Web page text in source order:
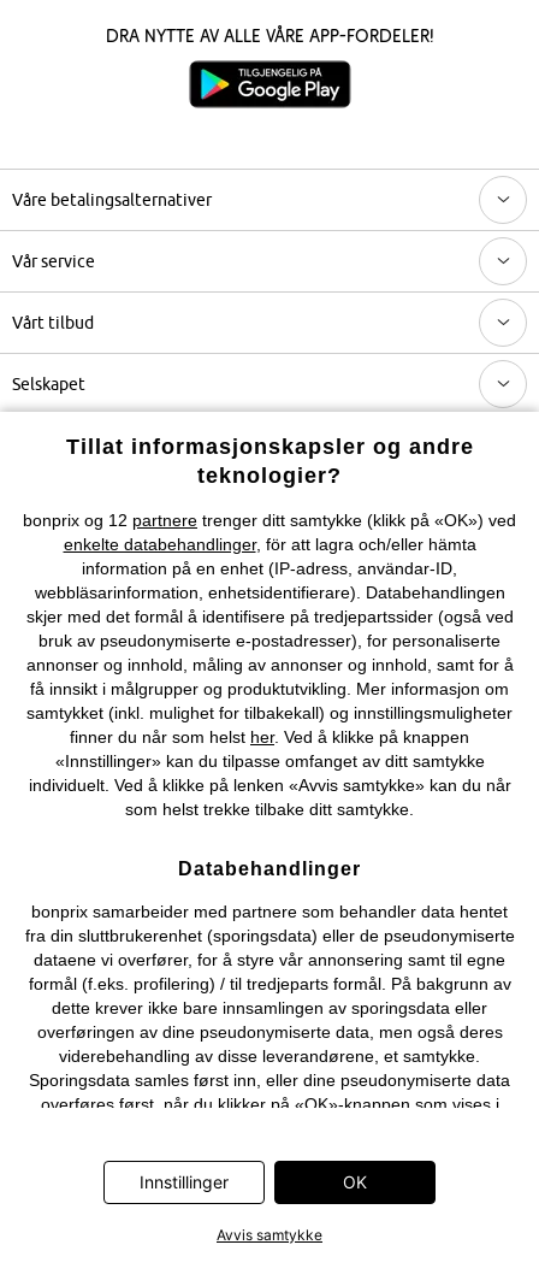
Dra nytte av alle våre app-fordeler!
Våre betalingsalternativer
Vår service
Vårt tilbud
Selskapet
Topkategorier / Sesongvarer
Du kan også finne oss på
Kjøpsvilkår Personopplysninger Cookie-innstillinger
Om Oss Angre kjøp
©2026 bonprix.
Tillat informasjonskapsler og andre
teknologier?
bonprix og 12 partnere trenger ditt samtykke (klikk på «OK») ved
enkelte databehandlinger, för att lagra och/eller hämta
information på en enhet (IP-adress, användar-ID,
webbläsarinformation, enhetsidentifierare). Databehandlingen
skjer med det formål å identifisere på tredjepartssider (også ved
bruk av pseudonymiserte e-postadresser), for personaliserte
annonser og innhold, måling av annonser og innhold, samt for å
få innsikt i målgrupper og produktutvikling. Mer informasjon om
samtykket (inkl. mulighet for tilbakekall) og innstillingsmuligheter
finner du når som helst her. Ved å klikke på knappen
«Innstillinger» kan du tilpasse omfanget av ditt samtykke
individuelt. Ved å klikke på lenken «Avvis samtykke» kan du når
som helst trekke tilbake ditt samtykke.
Databehandlinger
bonprix samarbeider med partnere som behandler data hentet
fra din sluttbrukerenhet (sporingsdata) eller de pseudonymiserte
dataene vi overfører, for å styre vår annonsering samt til egne
formål (f.eks. profilering) / til tredjeparts formål. På bakgrunn av
dette krever ikke bare innsamlingen av sporingsdata eller
overføringen av dine pseudonymiserte data, men også deres
viderebehandling av disse leverandørene, et samtykke.
Sporingsdata samles først inn, eller dine pseudonymiserte data
overføres først, når du klikker på «OK»-knappen som vises i
Communications GmbH, ID5 Technology Ltd, Meta Platforms
Ireland Ltd, Microsoft Ireland Operations Ltd, Pinterest Europe
Technologies UK Ltd. Ytterligere informasjon om
Innstillinger OK
Avvis samtykke